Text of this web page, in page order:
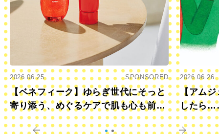
2026.06.25 SPONSORED
【ベネフィーク】ゆらぎ世代にそっと
寄り添う、めぐるケアで肌も心も前向
きに
2026.06.26
【アムジ
したら
すか？